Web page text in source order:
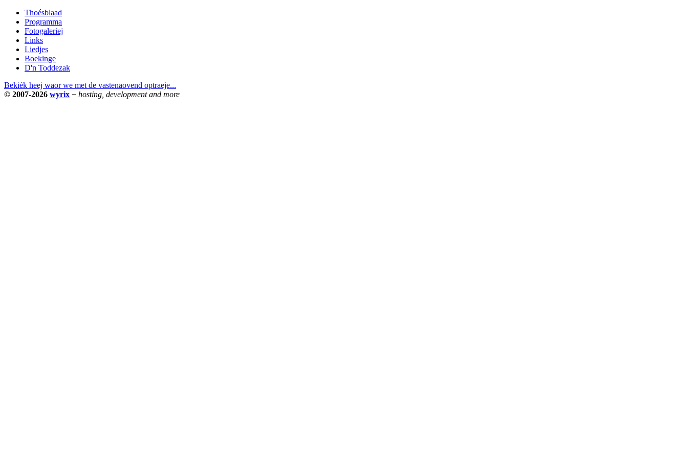
Thoésblaad
Programma
Fotogaleriej
Links
Liedjes
Boekinge
D'n Toddezak
Bekiék heej waor we met de vastenaovend optraeje...
© 2007-2026 wyrix − hosting, development and more